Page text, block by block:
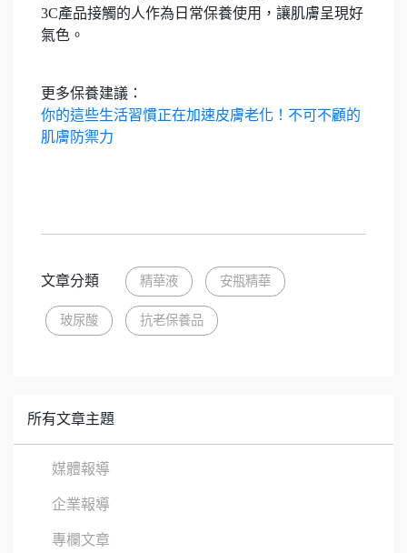
3C產品接觸的人作為日常保養使用，讓肌膚呈現好
氣色。
更多保養建議：
你的這些生活習慣正在加速皮膚老化！不可不顧的
肌膚防禦力
文章分類 精華液 安瓶精華
玻尿酸 抗老保養品
所有文章主題
媒體報導
企業報導
專欄文章